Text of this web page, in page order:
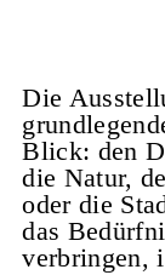
Die
Blick: den
die Natur,
oder die
das
verbringen,